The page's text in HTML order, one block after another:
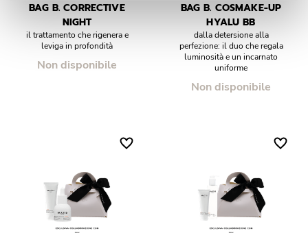
BAG B. CORRECTIVE
NIGHT
il trattamento che rigenera e
leviga in profondità
Non disponibile
BAG B. COSMAKE-UP
HYALU BB
dalla detersione alla
perfezione: il duo che regala
luminosità e un incarnato
uniforme
Non disponibile